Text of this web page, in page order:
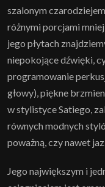
szalonym
różnymi porcjami
jego płytach
niepokojące dźwięki,
programowanie
głowy), piękne
w stylistyce Satiego,
równych modnych
poważną, czy nawet
Jego największym i